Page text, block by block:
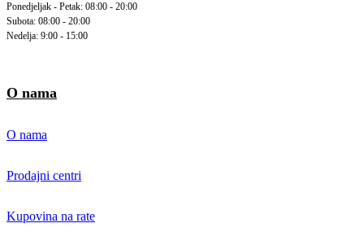
Ponedjeljak - Petak: 08:00 - 20:00
Subota: 08:00 - 20:00
Nedelja: 9:00 - 15:00
O nama
O nama
Prodajni centri
Kupovina na rate